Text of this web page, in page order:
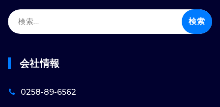
検
索:
会社情報
0258-89-6562